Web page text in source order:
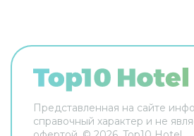
Представленная на сайте
справочный характер и не